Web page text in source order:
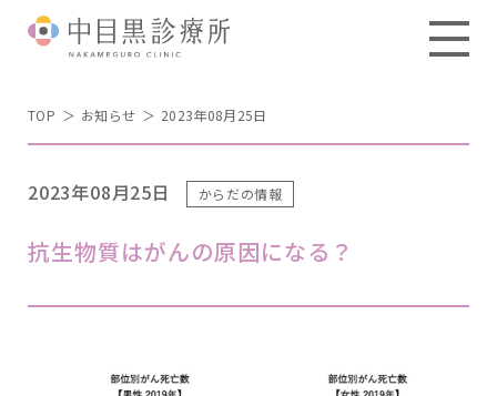
TOP お知らせ 2023年08月25日
2023年08月25日 からだの情報
抗生物質はがんの原因になる？